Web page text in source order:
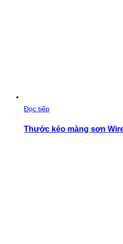
Đọc tiếp
Thước kéo màng sơn